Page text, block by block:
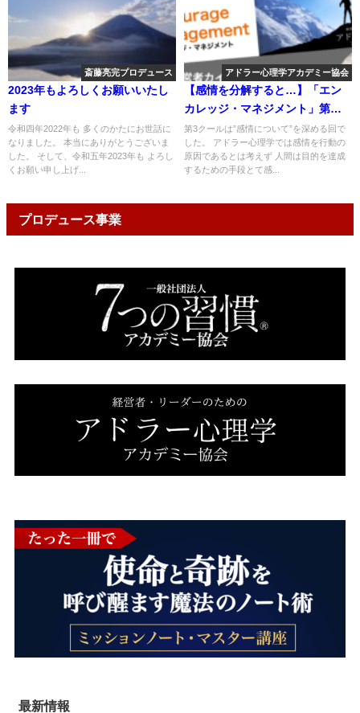
斎藤亮完プロデュース
2023年もよろしくお願いいたし
ます
令和四年2022年も 多くのかたにお世話に
なりました。 本当にありがとうございま
した。 そして、令和五年2023年も よろし
くお願い申し上げ...
アドラー心理学アカデミー協会
【感情を分解すると…】「エン
カレッジ・マネジメント」第３
回
第3クールは”感情について”を深める回で
した。 アドラー心理学では感情を行動の
原因であるとは考えず 人間は目的を達成
するための手段とて感...
プロデュース事業
最新情報